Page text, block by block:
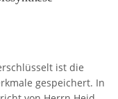
ist die
gespeichert. In